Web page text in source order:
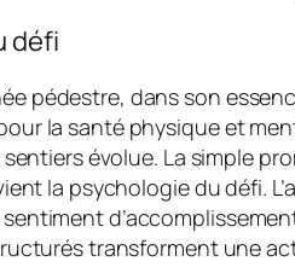
défi
pédestre, dans son
la santé physique et
sentiers évolue. La simple
la psychologie du défi.
transforment une